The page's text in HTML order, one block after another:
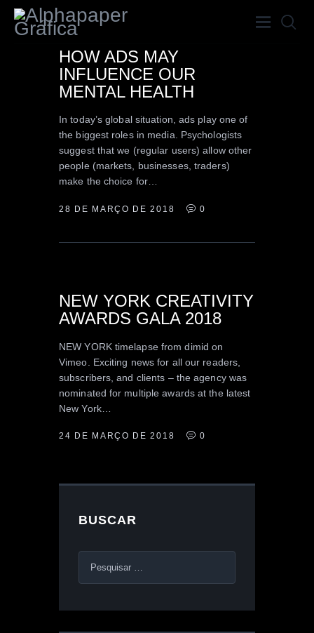
HOME
SERVIÇOS
PORTFÓLIO
BLOG
HOW ADS MAY
INFLUENCE OUR
MENTAL HEALTH
In today’s global situation, ads play one of
the biggest roles in media. Psychologists
suggest that we (regular users) allow other
people (markets, businesses, traders)
make the choice for…
28 DE MARÇO DE 2018 0
TRENDS
NEW YORK CREATIVITY
AWARDS GALA 2018
NEW YORK timelapse from dimid on
Vimeo. Exciting news for all our readers,
subscribers, and clients – the agency was
nominated for multiple awards at the latest
New York…
24 DE MARÇO DE 2018 0
BUSCAR